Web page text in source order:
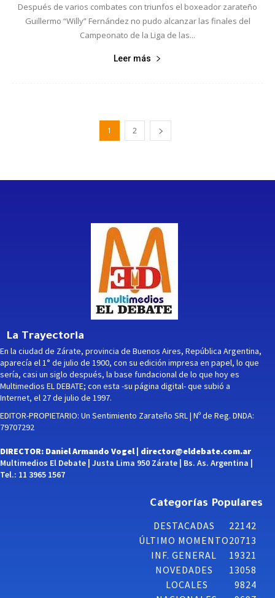
Después de varios combates con triunfos el boxeador zarateño
Guillermo “Willy” Fernández no pudo alcanzar las finales del
Campeonato de la Liga de las...
Leer más
1 2
La Trayectoria
En la ciudad de Zárate, provincia de Buenos Aires, República Argentina,
aparecía el 1° de julio de 1900, con su edición impresa en papel, lo que
sería, casi un siglo después, la base fundacional de lo que hoy es
Multimedios EL DEBATE; con esta -su página digital- que subió a
Internet, el 27 de julio de 1997.
EDITOR-PROPIETARIO: Un Sentimiento Zarateño SRL | Nº de Reg. DNDA:
79707292
DIRECTOR: Daniel Armando Vogel | director@eldebate.com.ar
Multimedios El Debate | Justa Lima 950 Zárate | Bs. As. Argentina |
Tel.: 11 3965 1567
Categorías Populares
DESTACADAS
22142
ÚLTIMO MOMENTO20713
INF. GENERAL
19321
NOVEDADES
13058
LOCALES
9824